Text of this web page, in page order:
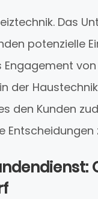
Das
potenzielle
der
den Kunden
Entscheidungen